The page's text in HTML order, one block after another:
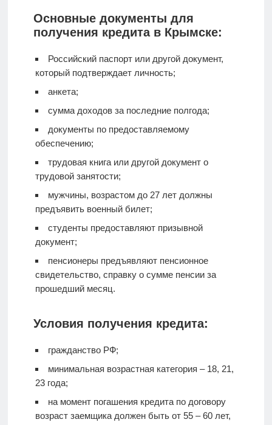
Основные документы для
получения кредита в Крымске:
Российский паспорт или другой документ,
который подтверждает личность;
анкета;
сумма доходов за последние полгода;
документы по предоставляемому
обеспечению;
трудовая книга или другой документ о
трудовой занятости;
мужчины, возрастом до 27 лет должны
предъявить военный билет;
студенты предоставляют призывной
документ;
пенсионеры предъявляют пенсионное
свидетельство, справку о сумме пенсии за
прошедший месяц.
Условия получения кредита:
гражданство РФ;
минимальная возрастная категория – 18, 21,
23 года;
на момент погашения кредита по договору
возраст заемщика должен быть от 55 – 60 лет,